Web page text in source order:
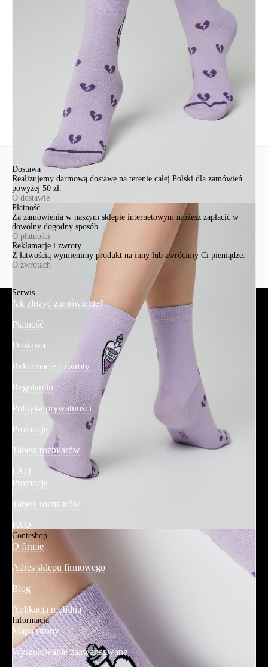
EuroTrade Tex Sp z o.o.
Ten produkt nie ma pytań Możesz zadać pytanie, klikając przycisk
Dostawa
Realizujemy darmową dostawę na terenie całej Polski dla zamówień
powyżej 50 zł.
O dostawie
Płatność
Za zamówienia w naszym sklepie internetowym możesz zapłacić w
dowolny dogodny sposób.
O płatności
Reklamacje i zwroty
Z łatwością wymienimy produkt na inny lub zwrócimy Ci pieniądze.
O zwrotach
Serwis
Jak złożyć zamówienie?
Płatność
Dostawa
Reklamacje i zwroty
Regulamin
Polityka prywatności
Promocje
Tabela rozmiarów
FAQ
Promocje
Tabela rozmiarów
FAQ
Conteshop
O firmie
Adres sklepu firmowego
Blog
Aplikacja mobilna
Informacja
Mapa strony
Wyszukiwanie zaawansowane